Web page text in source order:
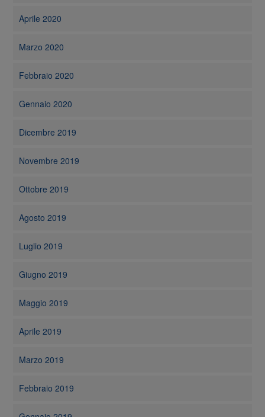
Aprile 2020
Marzo 2020
Febbraio 2020
Gennaio 2020
Dicembre 2019
Novembre 2019
Ottobre 2019
Agosto 2019
Luglio 2019
Giugno 2019
Maggio 2019
Aprile 2019
Marzo 2019
Febbraio 2019